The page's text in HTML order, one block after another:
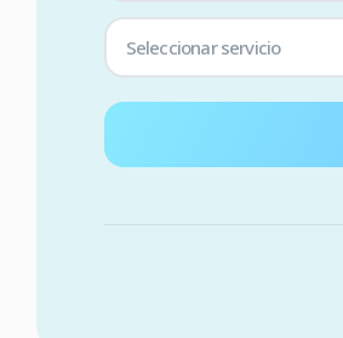
Seleccionar servicio